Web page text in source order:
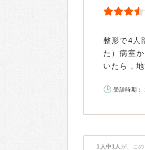
整形で4人
た）病室
いたら，
受診時期：
1人中1人 が、こ